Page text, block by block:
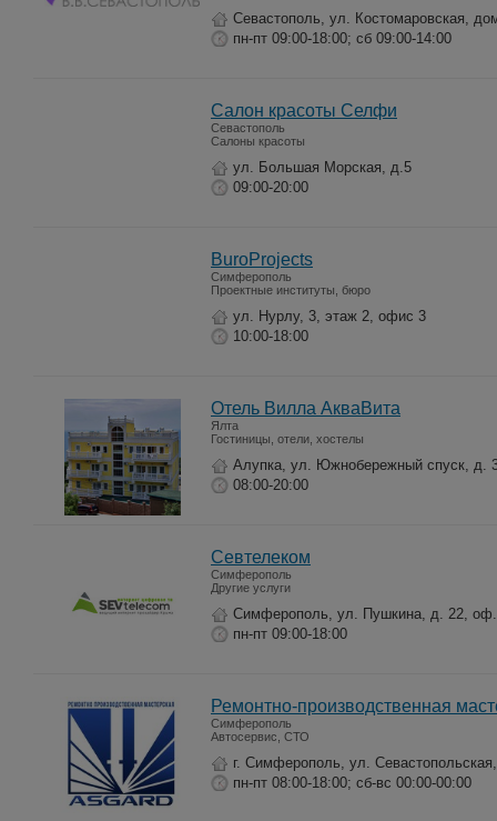
Севастополь, ул. Костомаровская,
пн-пт 09:00-18:00; сб 09:00-14:00
Салон красоты Селфи
Севастополь
Салоны красоты
ул. Большая Морская, д.5
09:00-20:00
BuroProjects
Симферополь
Проектные институты, бюро
ул. Нурлу, 3, этаж 2, офис 3
10:00-18:00
Отель Вилла АкваВита
Ялта
Гостиницы, отели, хостелы
Алупка, ул. Южнобережный спуск, д.
08:00-20:00
Севтелеком
Симферополь
Другие услуги
Симферополь, ул. Пушкина, д. 22,
пн-пт 09:00-18:00
Ремонтно-производственная
Симферополь
Автосервис, СТО
г. Симферополь, ул.
пн-пт 08:00-18:00; сб-вс 00:00-00:00